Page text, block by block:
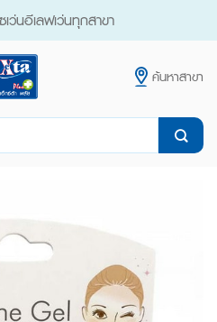
ว่นอีเลฟเว่นทุกสาขา
ค้นหาสาขา